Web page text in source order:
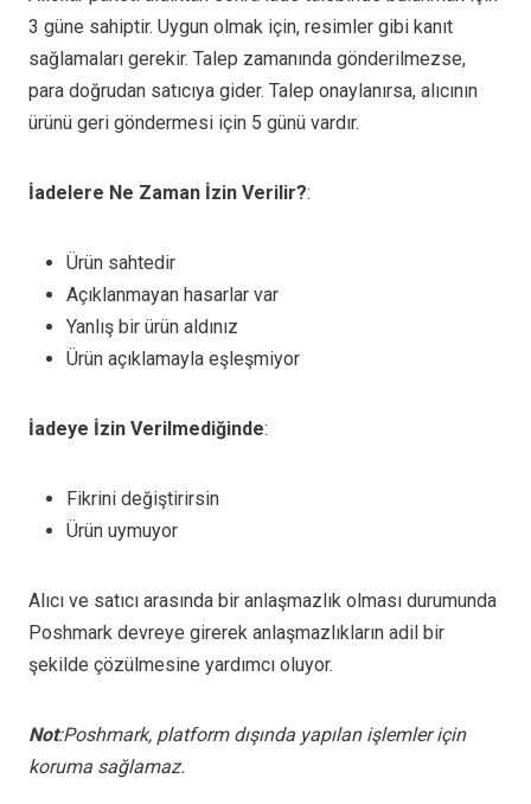
3 güne sahiptir. Uygun olmak için, resimler gibi kanıt
sağlamaları gerekir. Talep zamanında gönderilmezse,
para doğrudan satıcıya gider. Talep onaylanırsa, alıcının
ürünü geri göndermesi için 5 günü vardır.
İadelere Ne Zaman İzin Verilir?:
Ürün sahtedir
Açıklanmayan hasarlar var
Yanlış bir ürün aldınız
Ürün açıklamayla eşleşmiyor
İadeye İzin Verilmediğinde:
Fikrini değiştirirsin
Ürün uymuyor
Alıcı ve satıcı arasında bir anlaşmazlık olması durumunda
Poshmark devreye girerek anlaşmazlıkların adil bir
şekilde çözülmesine yardımcı oluyor.
Not:Poshmark, platform dışında yapılan işlemler için
koruma sağlamaz.